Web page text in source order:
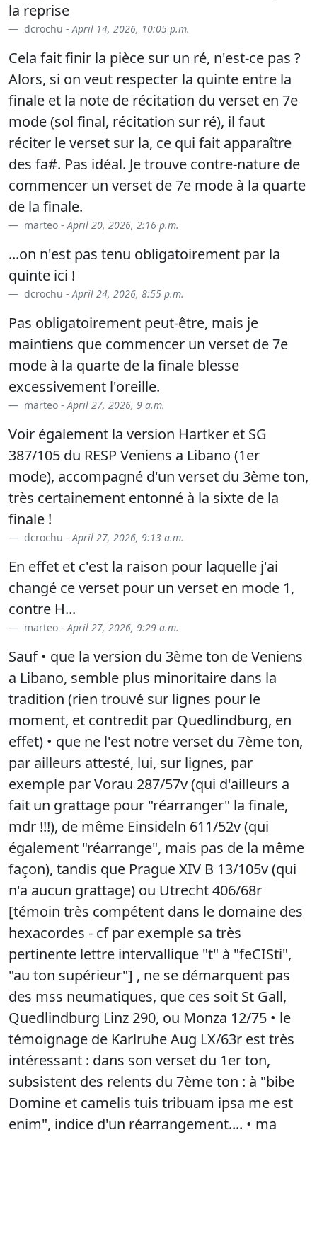
la reprise
dcrochu -April 14, 2026, 10:05 p.m.
Cela fait finir la pièce sur un ré, n'est-ce pas ?
Alors, si on veut respecter la quinte entre la
finale et la note de récitation du verset en 7e
mode (sol final, récitation sur ré), il faut
réciter le verset sur la, ce qui fait apparaître
des fa#. Pas idéal. Je trouve contre-nature de
commencer un verset de 7e mode à la quarte
de la finale.
marteo -April 20, 2026, 2:16 p.m.
...on n'est pas tenu obligatoirement par la
quinte ici !
dcrochu -April 24, 2026, 8:55 p.m.
Pas obligatoirement peut-être, mais je
maintiens que commencer un verset de 7e
mode à la quarte de la finale blesse
excessivement l'oreille.
marteo -April 27, 2026, 9 a.m.
Voir également la version Hartker et SG
387/105 du RESP Veniens a Libano (1er
mode), accompagné d'un verset du 3ème ton,
très certainement entonné à la sixte de la
finale !
dcrochu -April 27, 2026, 9:13 a.m.
En effet et c'est la raison pour laquelle j'ai
changé ce verset pour un verset en mode 1,
contre H...
marteo -April 27, 2026, 9:29 a.m.
Sauf • que la version du 3ème ton de Veniens
a Libano, semble plus minoritaire dans la
tradition (rien trouvé sur lignes pour le
moment, et contredit par Quedlindburg, en
effet) • que ne l'est notre verset du 7ème ton,
par ailleurs attesté, lui, sur lignes, par
exemple par Vorau 287/57v (qui d'ailleurs a
fait un grattage pour "réarranger" la finale,
mdr !!!), de même Einsideln 611/52v (qui
également "réarrange", mais pas de la même
façon), tandis que Prague XIV B 13/105v (qui
n'a aucun grattage) ou Utrecht 406/68r
[témoin très compétent dans le domaine des
hexacordes - cf par exemple sa très
pertinente lettre intervallique "t" à "feCISti",
"au ton supérieur"] , ne se démarquent pas
des mss neumatiques, que ces soit St Gall,
Quedlindburg Linz 290, ou Monza 12/75 • le
témoignage de Karlruhe Aug LX/63r est très
intéressant : dans son verset du 1er ton,
subsistent des relents du 7ème ton : à "bibe
Domine et camelis tuis tribuam ipsa me est
enim", indice d'un réarrangement.... • ma